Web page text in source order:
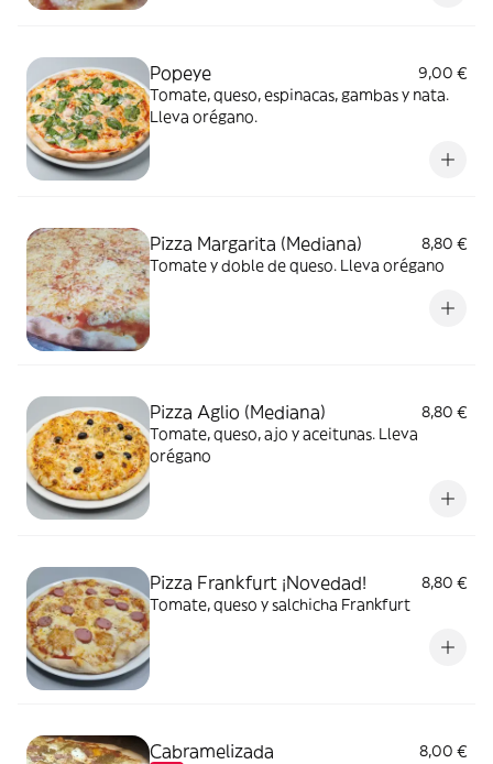
Popeye
9,00 €
Tomate, queso, espinacas, gambas y nata.
Lleva orégano.
Pizza Margarita (Mediana)
8,80 €
Tomate y doble de queso. Lleva orégano
Pizza Aglio (Mediana)
8,80 €
Tomate, queso, ajo y aceitunas. Lleva
orégano
Pizza Frankfurt ¡Novedad!
8,80 €
Tomate, queso y salchicha Frankfurt
Cabramelizada 8,00 €